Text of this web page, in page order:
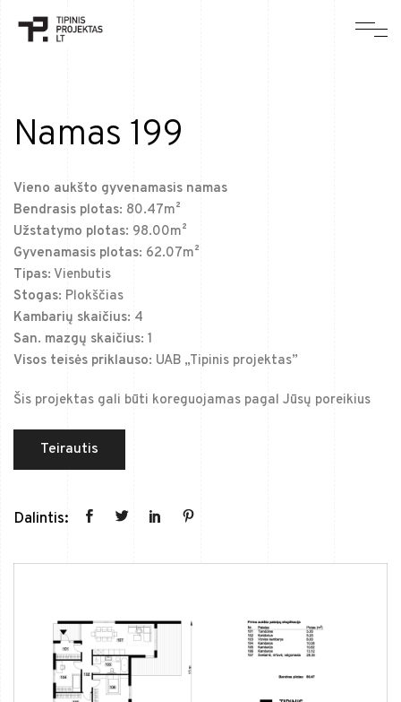
Namas 199
Vieno aukšto gyvenamasis namas
Bendrasis plotas: 80.47m²
Užstatymo plotas: 98.00m²
Gyvenamasis plotas: 62.07m²
Tipas: Vienbutis
Stogas: Plokščias
Kambarių skaičius: 4
San. mazgų skaičius: 1
Visos teisės priklauso: UAB „Tipinis projektas”
Šis projektas gali būti koreguojamas pagal Jūsų poreikius
Teirautis
Dalintis: